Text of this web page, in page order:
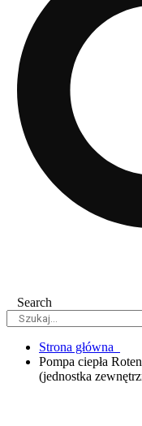
Search
Strona główna
Pompa ciepła
(jednostka